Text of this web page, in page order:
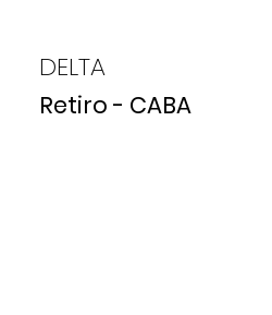
DELTA
Retiro - CABA